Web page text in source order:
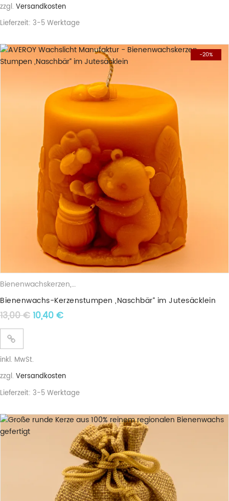
zzgl. Versandkosten
Lieferzeit: 3-5 Werktage
-20%
Bienenwachskerzen, Stumpenkerzen
Bienenwachs-Kerzenstumpen „Naschbär“ im Jutesäcklein
13,00€ Ursprünglicher Preis war: 13,00 €
10,40€Aktueller Preis ist: 10,40 €.
inkl. MwSt.
zzgl. Versandkosten
Lieferzeit: 3-5 Werktage